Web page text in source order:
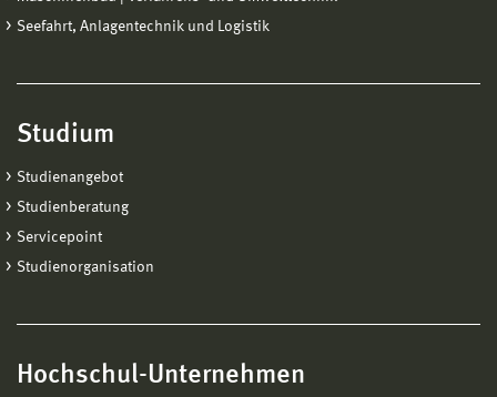
Seefahrt, Anlagentechnik und Logistik
Studium
Studienangebot
Studienberatung
Servicepoint
Studienorganisation
Hochschul-Unternehmen